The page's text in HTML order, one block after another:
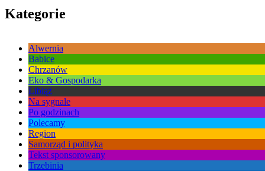
Kategorie
Alwernia
Babice
Chrzanów
Eko & Gospodarka
Libiąż
Na sygnale
Po godzinach
Polecamy
Region
Samorząd i polityka
Tekst sponsorowany
Trzebinia